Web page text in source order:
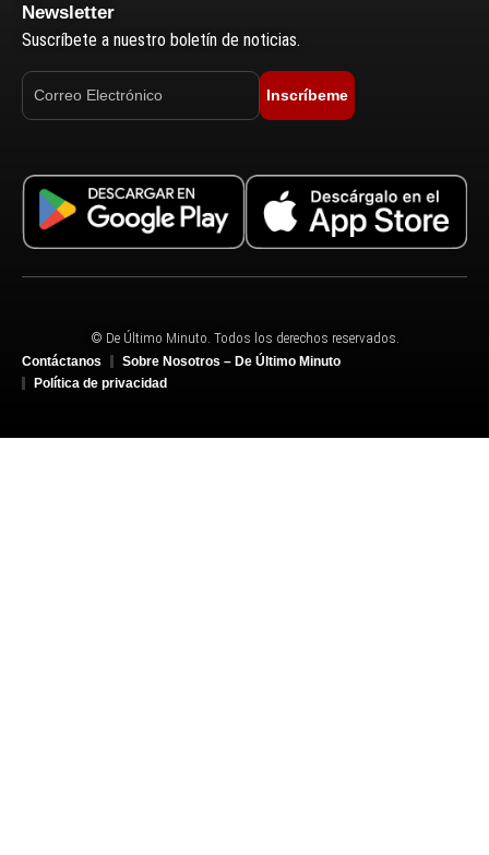
Newsletter
Suscríbete a nuestro boletín de noticias.
Inscríbeme
© De Último Minuto. Todos los derechos reservados.
Contáctanos
Sobre Nosotros – De Último Minuto
Política de privacidad